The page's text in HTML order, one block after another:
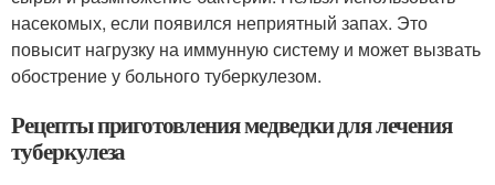
насекомых, если появился неприятный запах. Это
повысит нагрузку на иммунную систему и может вызвать
обострение у больного туберкулезом.
Рецепты приготовления медведки для лечения
туберкулеза